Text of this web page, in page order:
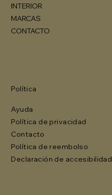
INTERIOR
MARCAS
CONTACTO
Política
Ayuda
Política de privacidad
Contacto
Política de reembolso
Declaración de accesibilidad